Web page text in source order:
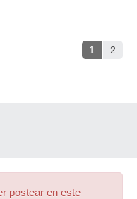
1 2
postear en este